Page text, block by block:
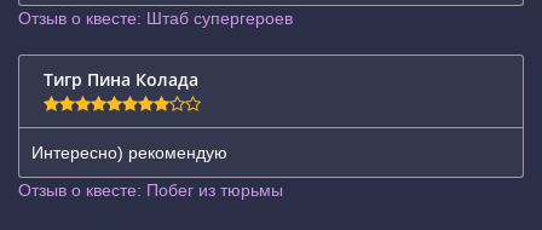
Отзыв о квесте: Штаб супергероев
Тигр Пина Колада
Интересно) рекомендую
Отзыв о квесте: Побег из тюрьмы